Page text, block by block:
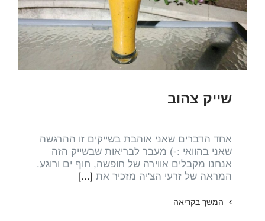
שייק צהוב
אחד הדברים שאני אוהבת בשייקים זו ההרגשה
שאני בהוואי :-) מעבר לבריאות שבשייק הזה
אנחנו מקבלים אווירה של חופשה, חוף ים ורוגע.
המראה של זרעי הצ'יה מזכיר את [...]
המשך בקריאה